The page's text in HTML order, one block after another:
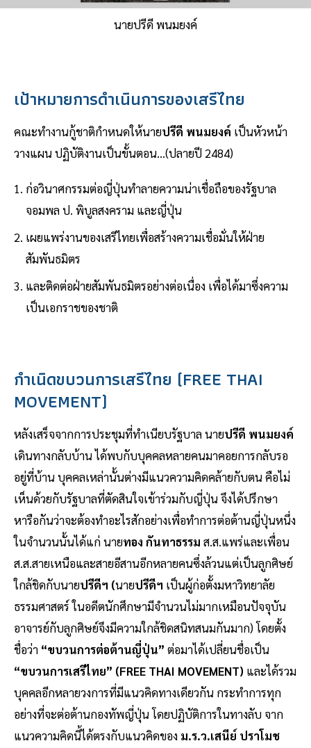
นายปรีดี พนมยงค์
เป้าหมายการดำเนินการของเสรีไทย
คณะทำงานกู้ชาติกำหนดให้นายปรีดี พนมยงค์ เป็นหัวหน้า
วางแผน ปฏิบัติงานเป็นขั้นตอน...(ปลายปี 2484)
ก่อวินาศกรรมต่อญี่ปุ่นทำลายความน่าเชื่อถือของรัฐบาล
จอมพล ป. พิบูลสงคราม และญี่ปุ่น
เผยแพร่งานของเสรีไทยเพื่อสร้างความเชื่อมั่นให้ฝ่าย
สัมพันธมิตร
และติดต่อฝ่ายสัมพันธมิตรอย่างต่อเนื่อง เพื่อได้มาซึ่งความ
เป็นเอกราชของชาติ
กำเนิดขบวนการเสรีไทย (FREE THAI
MOVEMENT)
หลังเสร็จจากการประชุมที่ทำเนียบรัฐบาล นายปรีดี พนมยงค์
เดินทางกลับบ้าน ได้พบกับบุคคลหลายคนมาคอยการกลับรอ
อยู่ที่บ้าน บุคคลเหล่านั้นต่างมีแนวความคิดคล้ายกับตน คือไม่
เห็นด้วยกับรัฐบาลที่ตัดสินใจเข้าร่วมกับญี่ปุ่น จึงได้ปรึกษา
หารือกันว่าจะต้องทำอะไรสักอย่างเพื่อทำการต่อต้านญี่ปุ่นหนึ่ง
ในจำนวนนั้นได้แก่ นายทอง กันทาธรรม ส.ส.แพร่และเพื่อน
ส.ส.สายเหนือและสายอีสานอีกหลายคนซึ่งล้วนแต่เป็นลูกศิษย์
ใกล้ชิดกับนายปรีดีฯ (นายปรีดีฯ เป็นผู้ก่อตั้งมหาวิทยาลัย
ธรรมศาสตร์ ในอดีตนักศึกษามีจำนวนไม่มากเหมือนปัจจุบัน
อาจารย์กับลูกศิษย์จึงมีความใกล้ชิดสนิทสนมกันมาก) โดยตั้ง
ชื่อว่า “ขบวนการต่อต้านญี่ปุ่น” ต่อมาได้เปลี่ยนชื่อเป็น
“ขบวนการเสรีไทย” (FREE THAI MOVEMENT) และได้รวม
บุคคลอีกหลายวงการที่มีแนวคิดทางเดียวกัน กระทำการทุก
อย่างที่จะต่อต้านกองทัพญี่ปุ่น โดยปฏิบัติการในทางลับ จาก
แนวความคิดนี้ได้ตรงกับแนวคิดของ ม.ร.ว.เสนีย์ ปราโมช